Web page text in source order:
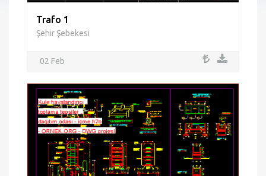
Trafo 1
Şehir Şebekesi
02 Feb